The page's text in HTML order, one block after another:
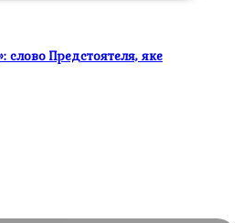
Предстоятеля, яке